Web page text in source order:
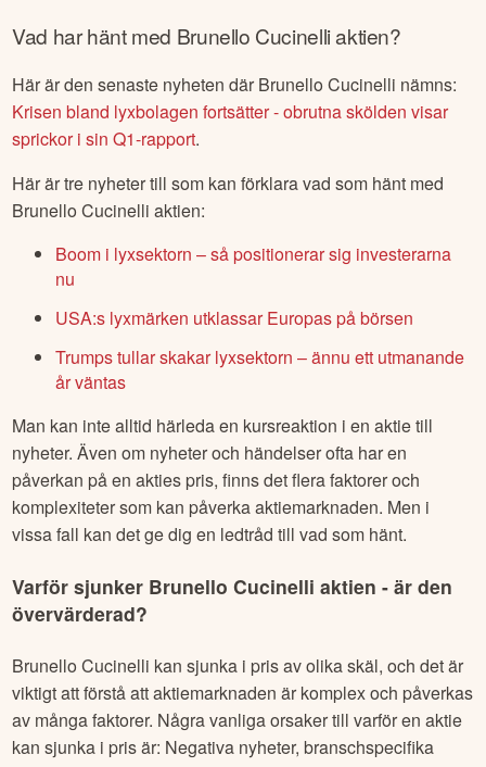
Vad har hänt med Brunello Cucinelliaktien?
Här är den senaste nyheten där Brunello Cucinelli nämns:
Krisen bland lyxbolagen fortsätter - obrutna skölden visar
sprickor i sin Q1-rapport.
Här är tre nyheter till som kan förklara vad som hänt med
Brunello Cucinelli aktien:
Boom i lyxsektorn – så positionerar sig investerarna
nu
USA:s lyxmärken utklassar Europas på börsen
Trumps tullar skakar lyxsektorn – ännu ett utmanande
år väntas
Man kan inte alltid härleda en kursreaktion i en aktie till
nyheter. Även om nyheter och händelser ofta har en
påverkan på en akties pris, finns det flera faktorer och
komplexiteter som kan påverka aktiemarknaden. Men i
vissa fall kan det ge dig en ledtråd till vad som hänt.
Varför sjunker Brunello Cucinelli aktien - är den
övervärderad?
Brunello Cucinelli kan sjunka i pris av olika skäl, och det är
viktigt att förstå att aktiemarknaden är komplex och påverkas
av många faktorer. Några vanliga orsaker till varför en aktie
kan sjunka i pris är: Negativa nyheter, branschspecifika